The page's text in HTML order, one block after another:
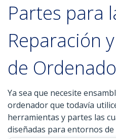
Partes para
Reparación
de
Ya sea que necesite
ordenador que todavía
herramientas y partes las
diseñadas para entornos